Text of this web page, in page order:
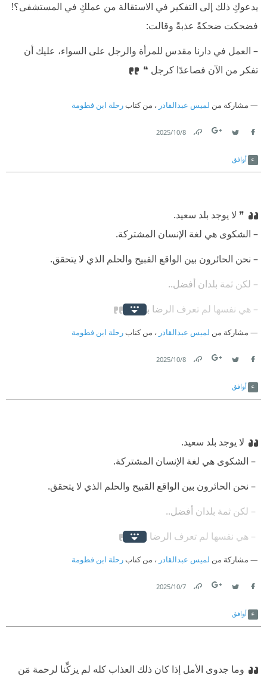
يدعوكِ ذلك إلى التفكير في الاستقالة من عملكِ في المستشفى؟!
⁠‫فضحكت ضحكةً عذبةً وقالت:
⁠‫– العمل في دارنا مقدس للمرأة والرجل على السواء، عليك أن
تفكر من الآن فصاعدًا كرجل ❝
مشاركة من لميس عبدالقادر ، من كتابرحلة ابن فطومة
8‏/10‏/2025
أوافق
❞ لا يوجد بلد سعيد.
⁠‫– الشكوى هي لغة الإنسان المشتركة.
⁠‫– نحن الحائرون بين الواقع القبيح والحلم الذي لا يتحقق.
⁠‫– لكن ثمة بلدان أفضل..
⁠‫– هي نفسها لم تعرف الرضا بعْد. ❝
مشاركة من لميس عبدالقادر ، من كتابرحلة ابن فطومة
8‏/10‏/2025
أوافق
لا يوجد بلد سعيد.
‫ – الشكوى هي لغة الإنسان المشتركة.
‫ – نحن الحائرون بين الواقع القبيح والحلم الذي لا يتحقق.
‫ – لكن ثمة بلدان أفضل..
‫ – هي نفسها لم تعرف الرضا بعْد.
مشاركة من لميس عبدالقادر ، من كتابرحلة ابن فطومة
7‏/10‏/2025
أوافق
وما جدوى الأمل إذا كان ذلك العذاب كله لم يزكِّنا لرحمة مَن